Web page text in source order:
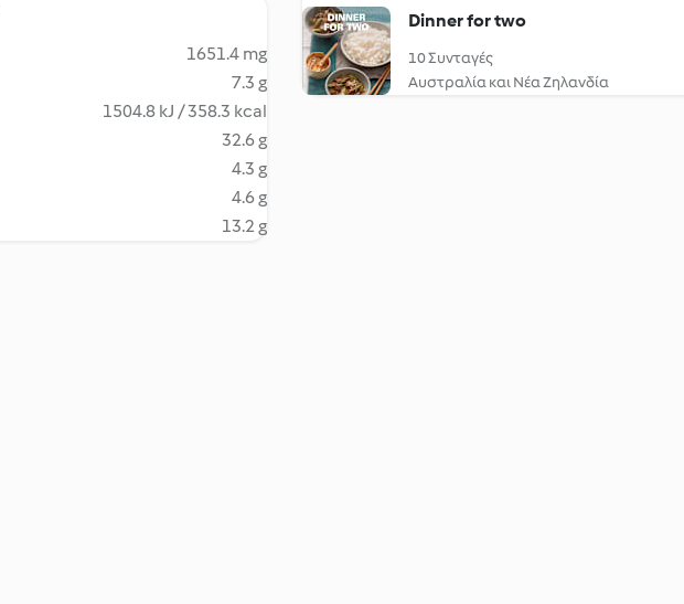
1651.4 mg
7.3 g
1504.8 kJ / 358.3 kcal
32.6 g
4.3 g
4.6 g
13.2 g
Dinner for two
10 Συνταγές
Αυστραλία και Νέα Ζηλανδία